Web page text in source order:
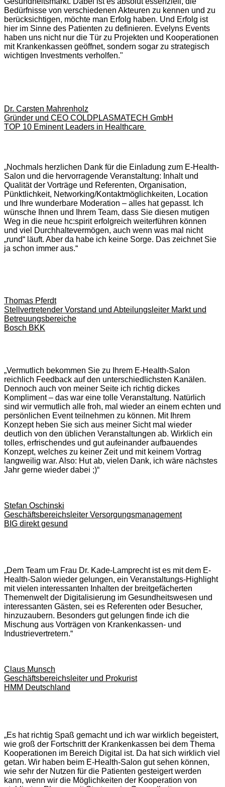
Bedürfnisse von verschiedenen Akteuren zu kennen und zu
berücksichtigen, möchte man Erfolg haben. Und Erfolg ist
hier im Sinne des Patienten zu definieren. Evelyns Events
haben uns nicht nur die Tür zu Projekten und Kooperationen
mit Krankenkassen geöffnet, sondern sogar zu strategisch
wichtigen Investments verholfen."
Dr. Carsten Mahrenholz
Gründer und CEO COLDPLASMATECH GmbH
TOP 10 Eminent Leaders in Healthcare
„Nochmals herzlichen Dank für die Einladung zum E-Health-
Salon und die hervorragende Veranstaltung: Inhalt und
Qualität der Vorträge und Referenten, Organisation,
Pünktlichkeit, Networking/Kontaktmöglichkeiten, Location
und Ihre wunderbare Moderation – alles hat gepasst. Ich
wünsche Ihnen und Ihrem Team, dass Sie diesen mutigen
Weg in die neue hc:spirit erfolgreich weiterführen können
und viel Durchhaltevermögen, auch wenn was mal nicht
„rund“ läuft. Aber da habe ich keine Sorge. Das zeichnet Sie
ja schon immer aus.“
Thomas Pferdt
Stellvertretender Vorstand und Abteilungsleiter Markt und
Betreuungsbereiche
Bosch BKK
„Vermutlich bekommen Sie zu Ihrem E-Health-Salon
reichlich Feedback auf den unterschiedlichsten Kanälen.
Dennoch auch von meiner Seite ich richtig dickes
Kompliment – das war eine tolle Veranstaltung. Natürlich
sind wir vermutlich alle froh, mal wieder an einem echten und
persönlichen Event teilnehmen zu können. Mit Ihrem
Konzept heben Sie sich aus meiner Sicht mal wieder
deutlich von den üblichen Veranstaltungen ab. Wirklich ein
tolles, erfrischendes und gut aufeinander aufbauendes
Konzept, welches zu keiner Zeit und mit keinem Vortrag
langweilig war. Also: Hut ab, vielen Dank, ich wäre nächstes
Jahr gerne wieder dabei ;)“
Stefan Oschinski
Geschäftsbereichsleiter Versorgungsmanagement
BIG direkt gesund
„Dem Team um Frau Dr. Kade-Lamprecht ist es mit dem E-
Health-Salon wieder gelungen, ein Veranstaltungs-Highlight
mit vielen interessanten Inhalten der breitgefächerten
Themenwelt der Digitalisierung im Gesundheitswesen und
interessanten Gästen, sei es Referenten oder Besucher,
hinzuzaubern. Besonders gut gelungen finde ich die
Mischung aus Vorträgen von Krankenkassen- und
Industrievertretern.“
Claus Munsch
Geschäftsbereichsleiter und Prokurist
HMM Deutschland
„Es hat richtig Spaß gemacht und ich war wirklich begeistert,
wie groß der Fortschritt der Krankenkassen bei dem Thema
Kooperationen im Bereich Digital ist. Da hat sich wirklich viel
getan. Wir haben beim E-Health-Salon gut sehen können,
wie sehr der Nutzen für die Patienten gesteigert werden
kann, wenn wir die Möglichkeiten der Kooperation von